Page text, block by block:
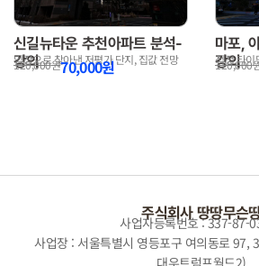
신길뉴타운 추천아파트 분석-
강의
임장으로 찾아낸 저평가 단지, 집값 전망
120,000원70,000원
마포,
강의
적정 타이
120,000
주식회사 땅땅무슨
사업자등록번호 : 337-87-
사업장 : 서울특별시 영등포구 여의동로 97,
대우트럼프월드2)